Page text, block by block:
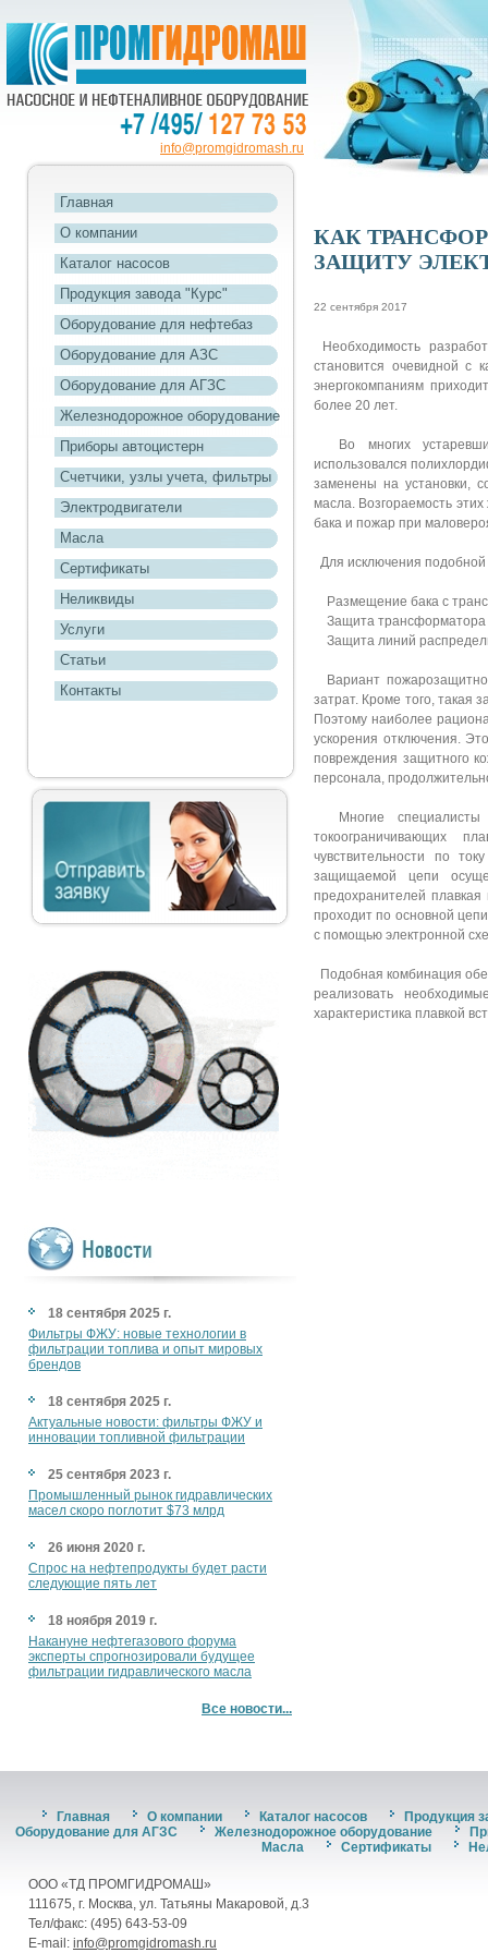
info@promgidromash.ru
Главная
О компании
Каталог насосов
Продукция завода "Курс"
Оборудование для нефтебаз
Оборудование для АЗС
Оборудование для АГЗС
Железнодорожное оборудование
Приборы автоцистерн
Счетчики, узлы учета, фильтры
Электродвигатели
Масла
Сертификаты
Неликвиды
Услуги
Статьи
Контакты
18 сентября 2025 г.
Фильтры ФЖУ: новые технологии в
фильтрации топлива и опыт мировых
брендов
18 сентября 2025 г.
Актуальные новости: фильтры ФЖУ и
инновации топливной фильтрации
25 сентября 2023 г.
Промышленный рынок гидравлических
масел скоро поглотит $73 млрд
26 июня 2020 г.
Спрос на нефтепродукты будет расти
следующие пять лет
18 ноября 2019 г.
Накануне нефтегазового форума
эксперты спрогнозировали будущее
фильтрации гидравлического масла
Все новости...
КАК
ЗАЩИТУ
22 сентября 2017
Необходимость
становится очевидной с
энергокомпаниям
более 20 лет.
Во многих устаревших
использовался
заменены на установки,
масла. Возгораемость
бака и пожар при
Для исключения подобной
Размещение бака с
Защита трансформатора
Защита линий
Вариант
затрат. Кроме того, такая
Поэтому наиболее
ускорения отключения.
повреждения защитного
персонала,
Многие специалисты
токоограничивающих
чувствительности по
защищаемой цепи
предохранителей
проходит по основной
с помощью электронной
Подобная комбинация
реализовать
характеристика плавкой
Главная О компании Каталог насосов
Продукция
Оборудование для АГЗС
Железнодорожное оборудование
Масла
Сертификаты
ООО «ТД ПРОМГИДРОМАШ»
111675, г. Москва, ул. Татьяны Макаровой, д.3
Тел/факс: (495) 643-53-09
E-mail: info@promgidromash.ru